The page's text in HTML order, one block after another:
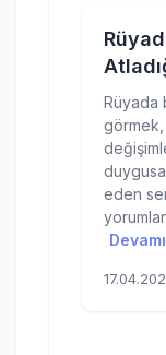
Rüyada
görmek,
eden